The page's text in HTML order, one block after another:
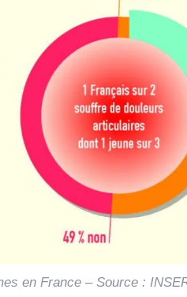
en France – Source :